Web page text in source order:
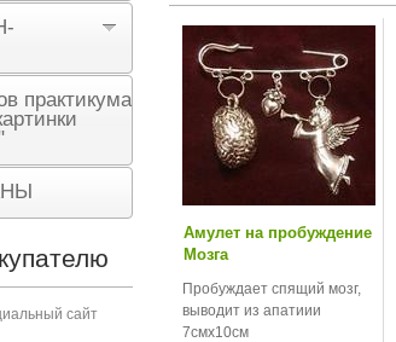
Амулет на пробуждение
Мозга
Пробуждает спящий мозг,
выводит из апатиии
7смх10см
практикума
сайт